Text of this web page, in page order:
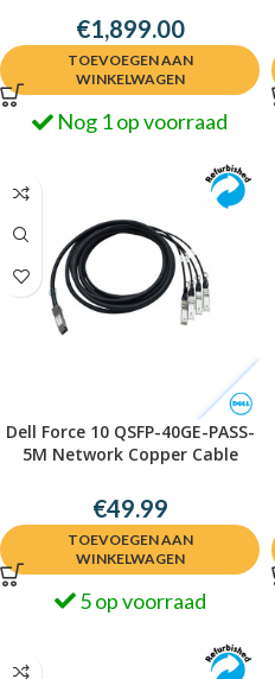
€1,899.00
TOEVOEGEN AAN
WINKELWAGEN
Nog 1 op voorraad
Dell Force 10 QSFP-40GE-PASS-
5M Network Copper Cable
€49.99
TOEVOEGEN AAN
WINKELWAGEN
5 op voorraad